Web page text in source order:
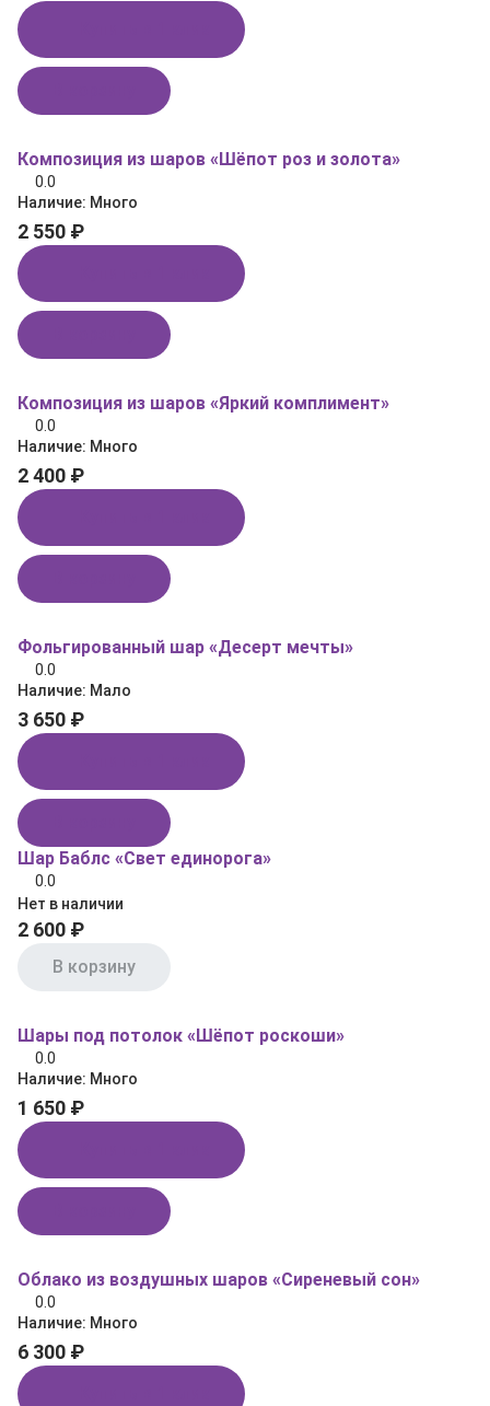
Композиция из шаров «Шёпот роз и золота»
0.0
Наличие: Много
2 550 ₽
Композиция из шаров «Яркий комплимент»
0.0
Наличие: Много
2 400 ₽
Фольгированный шар «Десерт мечты»
0.0
Наличие: Мало
3 650 ₽
Шар Баблс «Свет единорога»
0.0
Нет в наличии
2 600 ₽
В корзину
Шары под потолок «Шёпот роскоши»
0.0
Наличие: Много
1 650 ₽
Облако из воздушных шаров «Сиреневый сон»
0.0
Наличие: Много
6 300 ₽